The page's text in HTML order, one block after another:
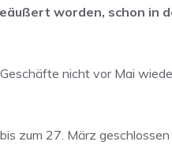
worden, schon in
nicht vor Mai
zum 27. März geschlossen